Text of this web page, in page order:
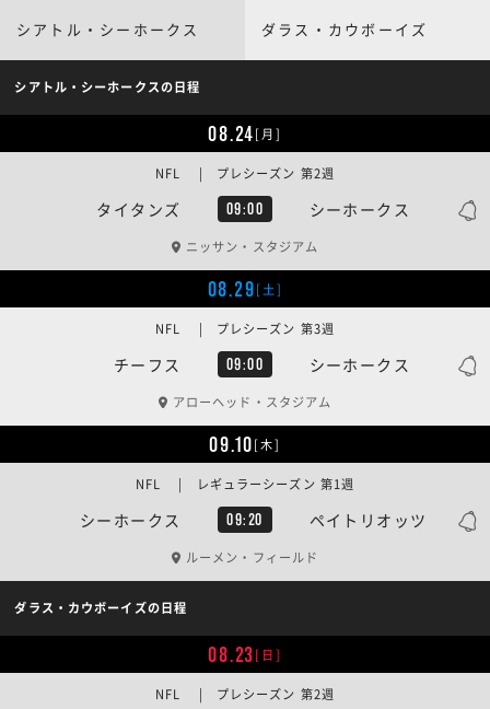
シアトル・シーホークス ダラス・カウボーイズ
シアトル・シーホークスの日程
08.24[月]
タイタンズ 09:00 シーホークス
NFL | プレシーズン 第2週
ニッサン・スタジアム
08.29[土]
チーフス 09:00 シーホークス
NFL | プレシーズン 第3週
アローヘッド・スタジアム
09.10[木]
シーホークス 09:20 ペイトリオッツ
NFL | レギュラーシーズン 第1週
ルーメン・フィールド
ダラス・カウボーイズの日程
08.23[日]
NFL | プレシーズン 第2週